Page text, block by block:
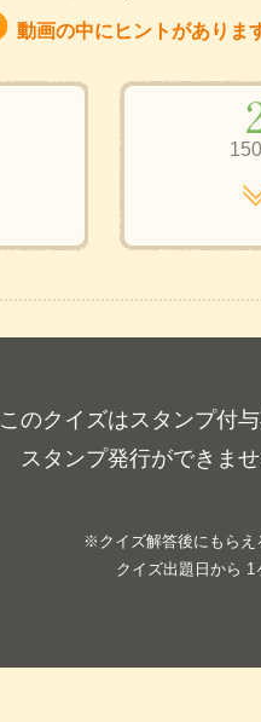
動画の中にヒントがありま
このクイズはスタンプ付
スタンプ発行ができま
※クイズ解答後にもらえ
クイズ出題日から 1